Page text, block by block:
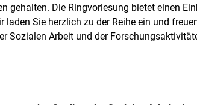
gehalten. Die Ringvorlesung bietet einen
laden Sie herzlich zu der Reihe ein und
Sozialen Arbeit und der